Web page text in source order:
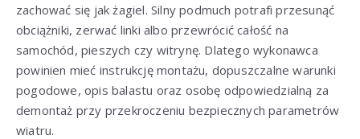
zachować się jak żagiel. Silny podmuch potrafi przesunąć
obciążniki, zerwać linki albo przewrócić całość na
samochód, pieszych czy witrynę. Dlatego wykonawca
powinien mieć instrukcję montażu, dopuszczalne warunki
pogodowe, opis balastu oraz osobę odpowiedzialną za
demontaż przy przekroczeniu bezpiecznych parametrów
wiatru.